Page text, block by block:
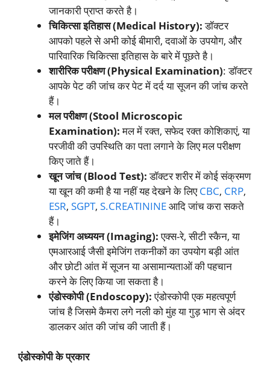
जानकारी प्राप्त करते है।
चिकित्सा इतिहास (Medical History):डॉक्टर
आपको पहले से अभी कोई बीमारी, दवाओं के उपयोग, और
पारिवारिक चिकित्सा इतिहास के बारे में पूछते है।
शारीरिक परीक्षण (Physical Examination): डॉक्टर
आपके पेट की जांच कर पेट में दर्द या सूजन की जांच करते
हैं।
मल परीक्षण (Stool Microscopic
Examination):मल में रक्त, सफेद रक्त कोशिकाएं, या
परजीवी की उपस्थिति का पता लगाने के लिए मल परीक्षण
किए जाते हैं।
खून जांच (Blood Test):डॉक्टर शरीर में कोई संक्रमण
या खून की कमी है या नहीं यह देखने के लिएCBC, CRP,
ESR, SGPT, S.CREATININEआदि जांच करा सकते
हैं।
इमेजिंग अध्ययन (Imaging):एक्स-रे, सीटी स्कैन, या
एमआरआई जैसी इमेजिंग तकनीकों का उपयोग बड़ी आंत
और छोटी आंत में सूजन या असामान्यताओं की पहचान
करने के लिए किया जा सकता है।
एंडोस्कोपी (Endoscopy):एंडोस्कोपी एक महत्वपूर्ण
जांच है जिसमे कैमरा लगे नली को मुंह या गुड़ भाग से अंदर
डालकर आंत की जांच की जाती हैं।
एंडोस्कोपी के प्रकार